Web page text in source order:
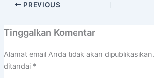
PREVIOUS
Tinggalkan Komentar
Alamat email Anda tidak akan dipublikasikan.
ditandai *